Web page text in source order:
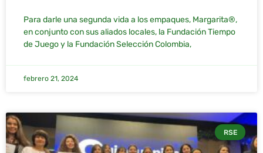
Para darle una segunda vida a los empaques, Margarita®,
en conjunto con sus aliados locales, la Fundación Tiempo
de Juego y la Fundación Selección Colombia,
febrero 21, 2024
RSE